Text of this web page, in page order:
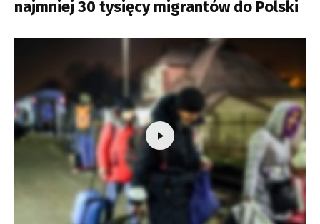
najmniej 30 tysięcy migrantów do Polski